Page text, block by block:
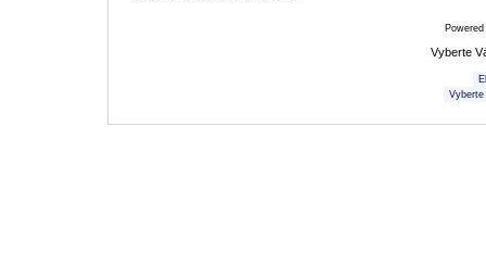
Vyberte